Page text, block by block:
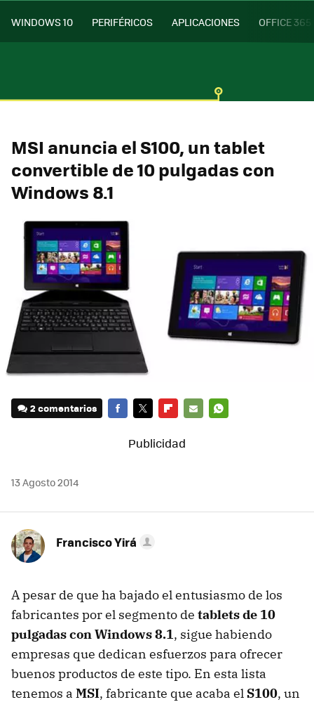
WINDOWS 10 PERIFÉRICOS APLICACIONES OFFICE 365
MSI anuncia el S100, un tablet
convertible de 10 pulgadas con
Windows 8.1
2 comentarios
MAIL
13 Agosto 2014
Francisco Yirá
A pesar de que ha bajado el entusiasmo de los
fabricantes por el segmento de tablets de 10
pulgadas con Windows 8.1, sigue habiendo
empresas que dedican esfuerzos para ofrecer
buenos productos de este tipo. En esta lista
tenemos a MSI, fabricante que acaba el S100, un